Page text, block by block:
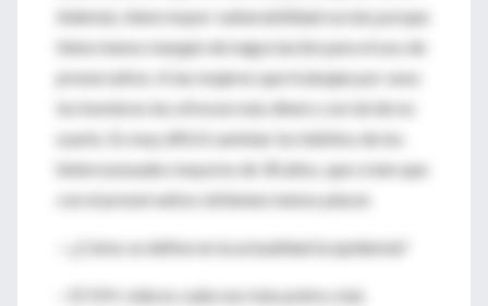
Además, tiene mayor vulnerabilidad social, porque
tiene menos margen de negociación para el uso de
preservativo. A las mujeres que trabajan por sexo
los hombres les ofrecen más dinero con tal de no
usarlo. Es muy difícil cambiar los hábitos de los
heterosexuales mayores de 30 años, que creen que
con el preservativo obtienen menos placer.
—¿Cómo se define en la actualidad la epidemia?
—El VIH-sida es cada vez más pobre, más